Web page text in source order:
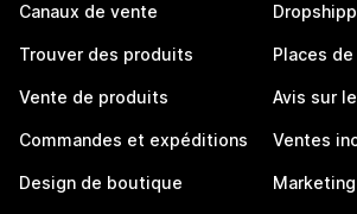
Canaux de vente
Trouver des produits
Vente de produits
Commandes et expéditions
Design de boutique
Places
Avis sur
Ventes